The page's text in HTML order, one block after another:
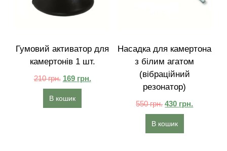
Гумовий активатор для
камертонів 1 шт.
210грн. 169 грн.
В кошик
Насадка для камертона
з білим агатом
(вібраційний
резонатор)
550грн. 430 грн.
В кошик